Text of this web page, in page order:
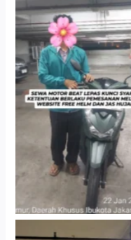
Cityplaza Jatinegara
Gedung Parkir P6A